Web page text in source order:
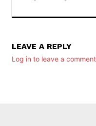
LEAVE A REPLY
Log in to leave a comment